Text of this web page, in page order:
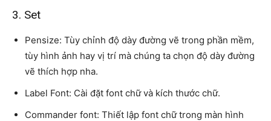
3. Set
Pensize: Tùy chỉnh độ dày đường vẽ trong phần mềm,
tùy hình ảnh hay vị trí mà chúng ta chọn độ dày đường
vẽ thích hợp nha.
Label Font: Cài đặt font chữ và kích thước chữ.
Commander font: Thiết lập font chữ trong màn hình